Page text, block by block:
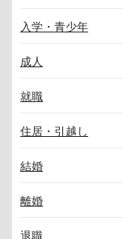
入学・青少年
成人
就職
住居・引越し
結婚
離婚
退職